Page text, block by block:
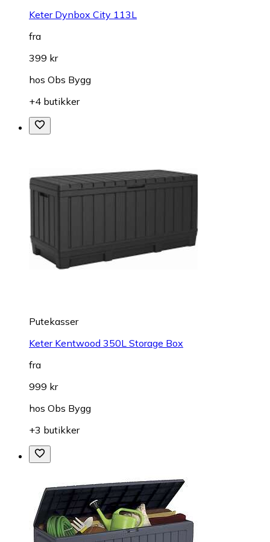
Keter Dynbox City 113L
fra
399 kr
hos Obs Bygg
+4 butikker
Putekasser
Keter Kentwood 350L Storage Box
fra
999 kr
hos Obs Bygg
+3 butikker